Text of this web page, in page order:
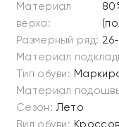
Материал
верха:
Размерный ряд:
Материал
Тип обуви:
Материал
Сезон: Лето
Вид обуви: